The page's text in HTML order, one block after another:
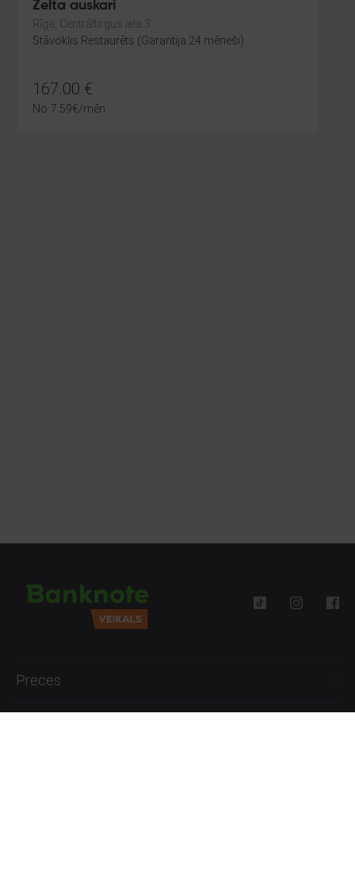
Zelta auskari
Rīga, Centrāltirgus iela 3
Stāvoklis Restaurēts (Garantija 24 mēneši)
167.00 €
No 7.59€/mēn.
Preces